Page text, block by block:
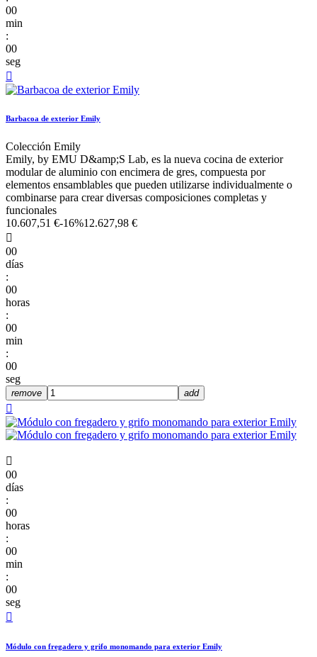
00
min
:
00
seg

Barbacoa de exterior Emily
Colección Emily
Emily, by EMU D&amp;S Lab, es la nueva cocina de exterior
modular de aluminio con encimera de gres, compuesta por
elementos ensamblables que pueden utilizarse individualmente o
combinarse para crear diversas composiciones completas y
funcionales
10.607,51 €-16%12.627,98 €

00
días
:
00
horas
:
00
min
:
00
seg
remove add


00
días
:
00
horas
:
00
min
:
00
seg

Módulo con fregadero y grifo monomando para exterior Emily